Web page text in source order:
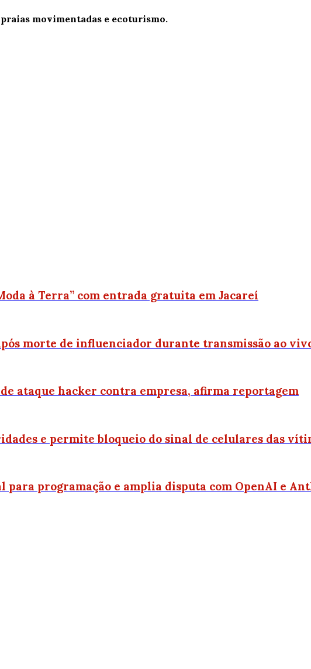
movimentadas e ecoturismo.
à Terra” com entrada gratuita em Jacareí
morte de influenciador durante transmissão ao
ataque hacker contra empresa, afirma reportagem
e permite bloqueio do sinal de celulares das
programação e amplia disputa com OpenAI e